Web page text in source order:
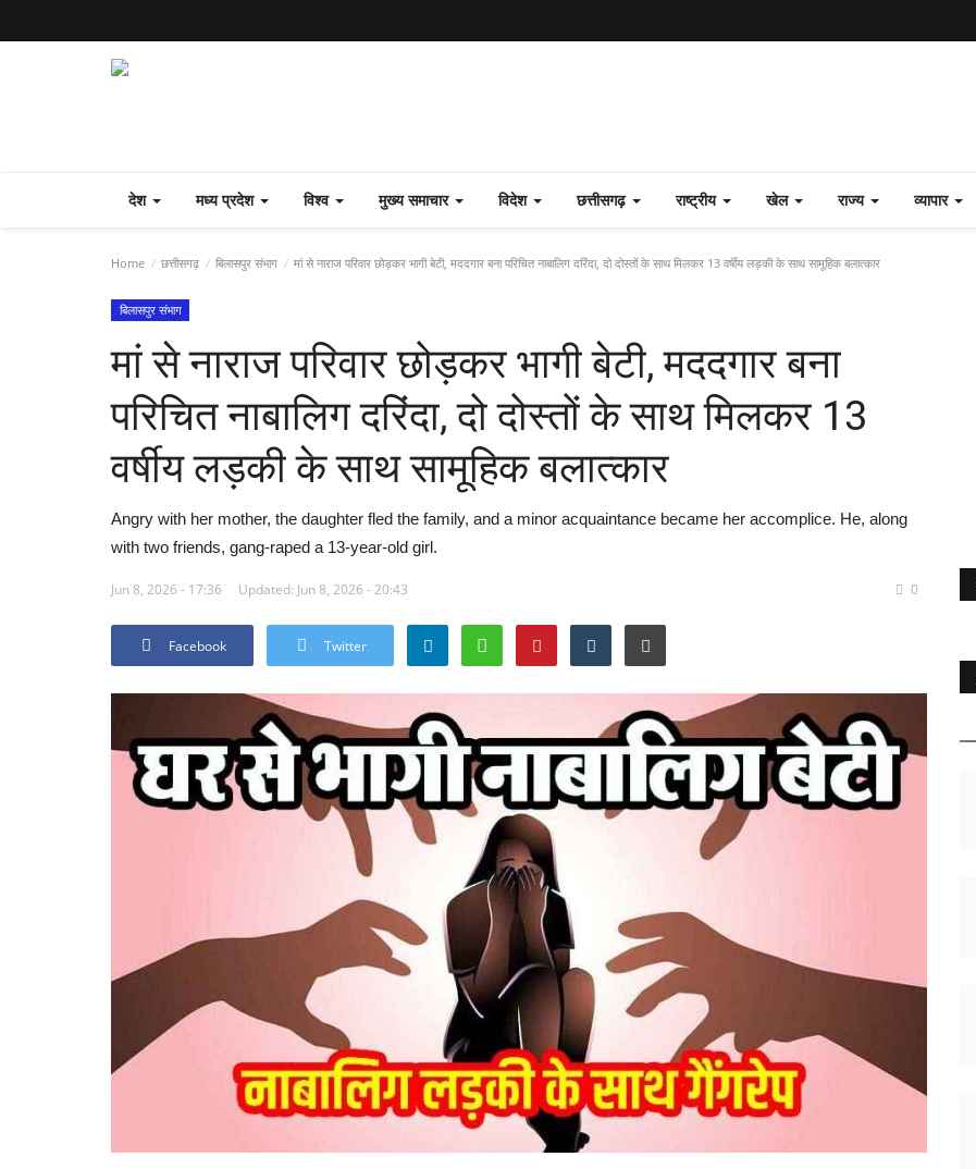
देश मध्य प्रदेश विश्व मुख्य समाचार विदेश छत्तीसगढ़ राष्ट्रीय खेल राज्य व्यापार
Home छत्तीसगढ़ बिलासपुर संभाग मां से नाराज परिवार छोड़कर भागी बेटी, मददगार बना परिचित नाबालिग दरिंदा, दो दोस्तों के साथ मिलकर 13 वर्षीय लड़की के साथ सामूहिक बलात्कार
बिलासपुर संभाग
मां से नाराज परिवार छोड़कर भागी बेटी, मददगार बना
परिचित नाबालिग दरिंदा, दो दोस्तों के साथ मिलकर 13
वर्षीय लड़की के साथ सामूहिक बलात्कार
Angry with her mother, the daughter fled the family, and a minor acquaintance became her accomplice. He, along
with two friends, gang-raped a 13-year-old girl.
Jun 8, 2026 - 17:36 Updated: Jun 8, 2026 - 20:43 0
Facebook Twitter